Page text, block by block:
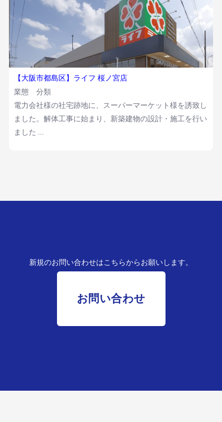
【大阪市都島区】ライフ 桜ノ宮店
業態 分類
電力会社様の社宅跡地に、スーパーマーケット様を誘致し
ました。解体工事に始まり、新築建物の設計・施工を行い
ました …
新規のお問い合わせはこちらからお願いします。
お問い合わせ